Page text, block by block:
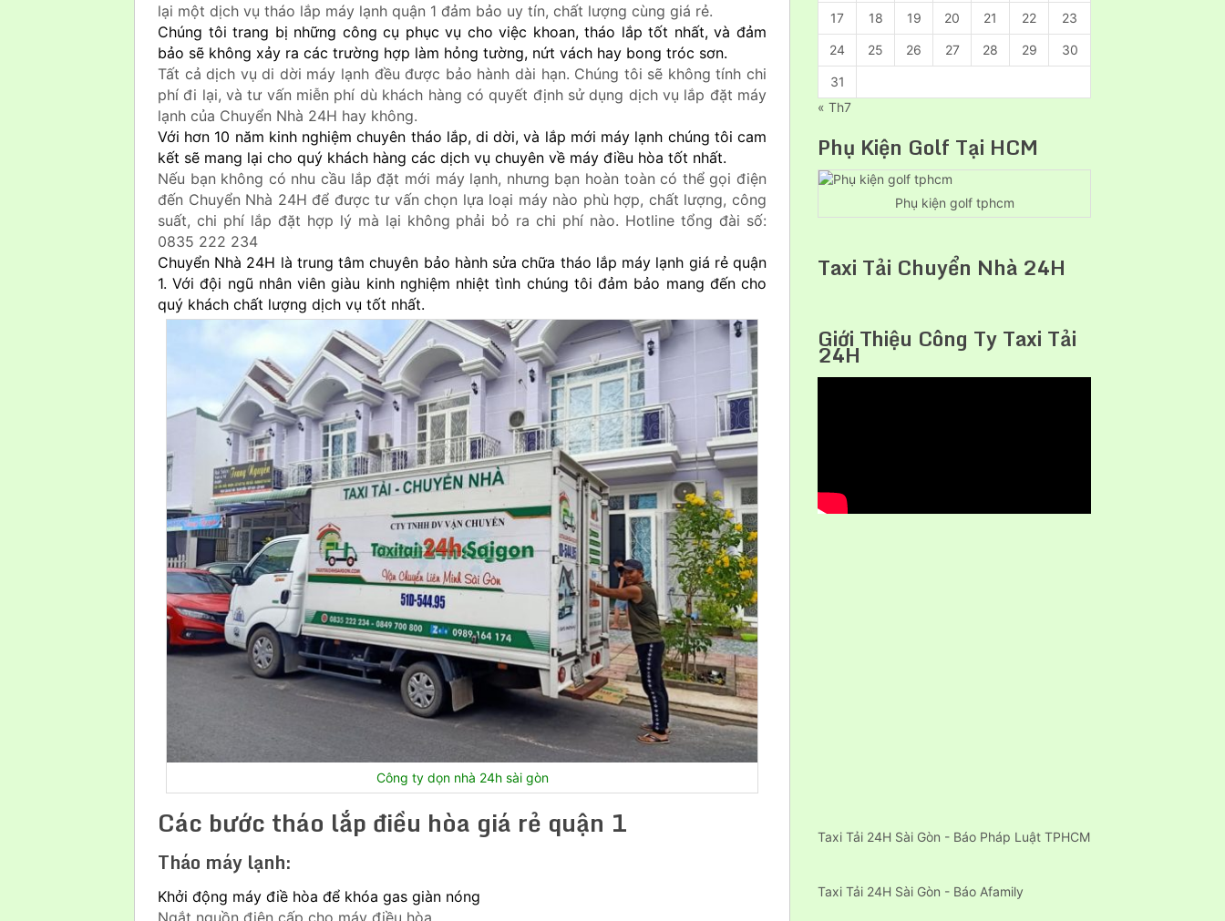
lại một dịch vụ tháo lắp máy lạnh quận 1 đảm bảo uy tín, chất lượng cùng giá rẻ.
Chúng tôi trang bị những công cụ phục vụ cho việc khoan, tháo lắp tốt nhất, và đảm
bảo sẽ không xảy ra các trường hợp làm hỏng tường, nứt vách hay bong tróc sơn.
Tất cả dịch vụ di dời máy lạnh đều được bảo hành dài hạn. Chúng tôi sẽ không tính chi
phí đi lại, và tư vấn miễn phí dù khách hàng có quyết định sử dụng dịch vụ lắp đặt máy
lạnh của Chuyển Nhà 24H hay không.
Với hơn 10 năm kinh nghiệm chuyên tháo lắp, di dời, và lắp mới máy lạnh chúng tôi cam
kết sẽ mang lại cho quý khách hàng các dịch vụ chuyên về máy điều hòa tốt nhất.
Nếu bạn không có nhu cầu lắp đặt mới máy lạnh, nhưng bạn hoàn toàn có thể gọi điện
đến Chuyển Nhà 24H để được tư vấn chọn lựa loại máy nào phù hợp, chất lượng, công
suất, chi phí lắp đặt hợp lý mà lại không phải bỏ ra chi phí nào. Hotline tổng đài số:
0835 222 234
Chuyển Nhà 24H là trung tâm chuyên bảo hành sửa chữa tháo lắp máy lạnh giá rẻ quận
1. Với đội ngũ nhân viên giàu kinh nghiệm nhiệt tình chúng tôi đảm bảo mang đến cho
quý khách chất lượng dịch vụ tốt nhất.
Công ty dọn nhà 24h sài gòn
Các bước tháo lắp điều hòa giá rẻ quận 1
Tháo máy lạnh:
Khởi động máy điề hòa để khóa gas giàn nóng
17 18 19 20 21 22 23
24 25 26 27 28 29 30
31
« Th7
Phụ Kiện Golf Tại HCM
Phụ kiện golf tphcm
Taxi Tải Chuyển Nhà 24H
Giới Thiệu Công Ty Taxi Tải
24H
Taxi Tải 24H Sài Gòn - Báo Pháp Luật TPHCM
Taxi Tải 24H Sài Gòn - Báo Afamily